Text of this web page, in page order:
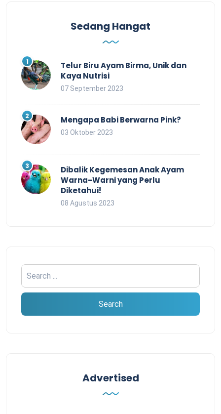
Sedang Hangat
Telur Biru Ayam Birma, Unik dan
Kaya Nutrisi
07 September 2023
Mengapa Babi Berwarna Pink?
03 Oktober 2023
Dibalik Kegemesan Anak Ayam
Warna-Warni yang Perlu
Diketahui!
08 Agustus 2023
Advertised